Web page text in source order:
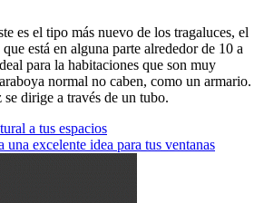
es el tipo más nuevo de los tragaluces, el
está en alguna parte alrededor de 10 a
para la habitaciones que son muy
normal no caben, como un armario.
dirige a través de un tubo.
a tus espacios
una excelente idea para tus ventanas